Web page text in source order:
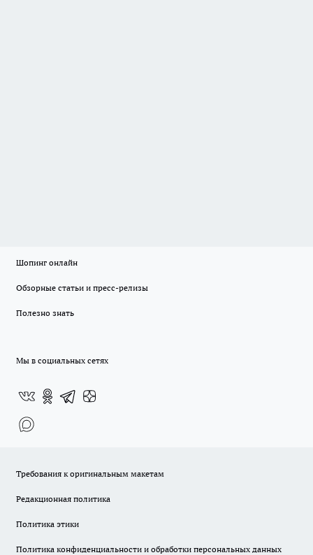
Шопинг онлайн
Обзорные статьи и пресс-релизы
Полезно знать
Мы в социальных сетях
Требования к оригинальным макетам
Редакционная политика
Политика этики
Политика конфиденциальности и обработки персональных данных